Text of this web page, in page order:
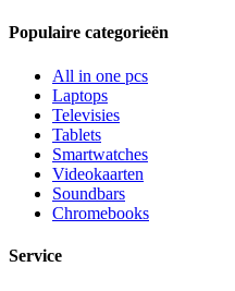
Populaire categorieën
All in one pcs
Laptops
Televisies
Tablets
Smartwatches
Videokaarten
Soundbars
Chromebooks
Service